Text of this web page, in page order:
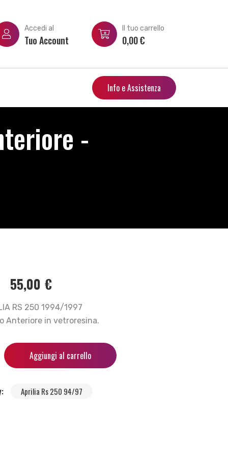
Accedi al
Tuo Account
Il tuo carrello
0,00€
Info e Assistenza
-
55,00 €
RS 250 1994/1997
Anteriore in vetroresina.
Aggiungi al carrello
Aprilia Rs 250 94/97